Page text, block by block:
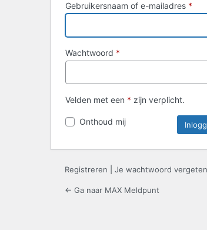
Gebruikersnaam of e-mailadres *
Wachtwoord *
Velden met een * zijn verplicht.
Onthoud mij
Registreren Je wachtwoord
← Ga naar MAX Meldpunt